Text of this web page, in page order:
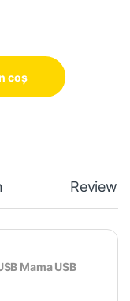
USB Mama
coș
Reviews
Mama USB